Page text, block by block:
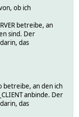
ob ich
betreibe, an
sind. Der
das
betreibe, an den ich
anbinde. Der
das